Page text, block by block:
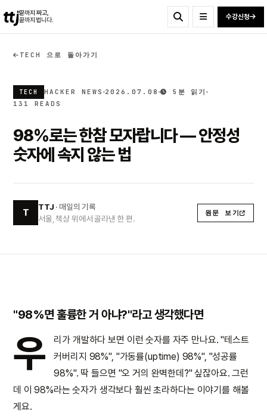
ttj끝까지 짜고,
끝까지 법니다.
수강신청
TECH 으로 돌아가기
TECH HACKER NEWS 2026.07.08
5분 읽기
131 READS
98%로는 한참 모자랍니다 — 안정성
숫자에 속지 않는 법
T
TTJ · 매일의 기록
서울, 책상 위에서 골라낸 한 편.
원문 보기
"98%면 훌륭한 거 아냐?"라고 생각했다면
우
리가 개발하다 보면 이런 숫자를 자주 만나요. "테스트
커버리지 98%", "가동률(uptime) 98%", "성공률
98%". 딱 들으면 "오 거의 완벽한데?" 싶잖아요. 그런
데 이 98%라는 숫자가 생각보다 훨씬 초라하다는 이야기를 해볼
게요.